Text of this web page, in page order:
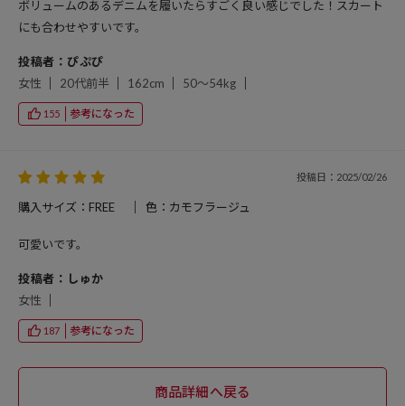
ボリュームのあるデニムを履いたらすごく良い感じでした！スカート
にも合わせやすいです。
投稿者：ぴぷぴ
女性
20代前半 162cm 50～54kg
155 参考になった
投稿日：2025/02/26
購入サイズ：FREE 色：カモフラージュ
可愛いです。
投稿者：しゅか
女性
187 参考になった